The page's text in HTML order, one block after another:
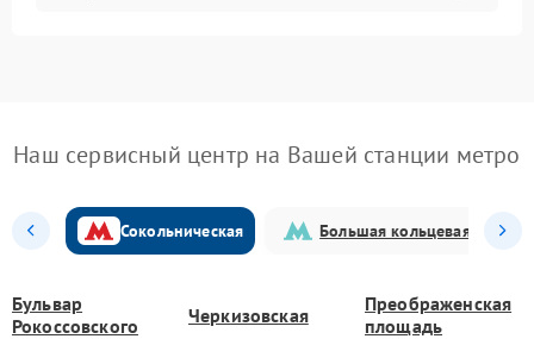
Наш сервисный центр на Вашей станции метро
Сокольническая Большая кольцевая
Бульвар
Рокоссовского
Черкизовская
Преображенская
площадь